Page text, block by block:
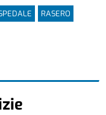
RASERO